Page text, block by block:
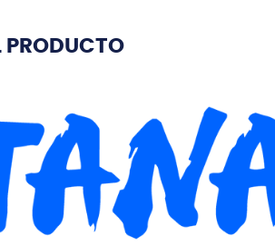
PRODUCTO